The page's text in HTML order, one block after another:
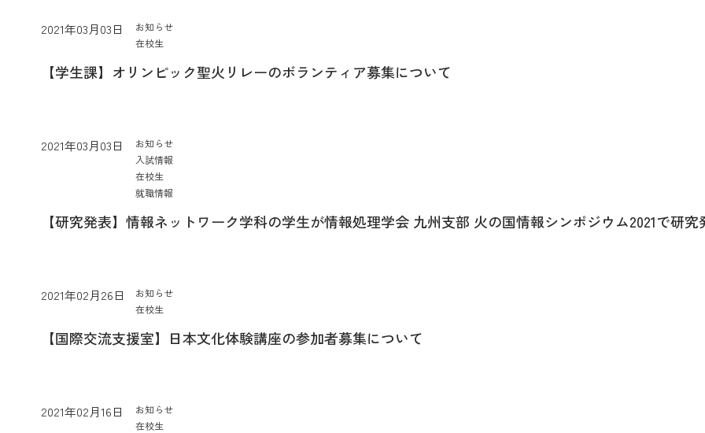
2021年03月03日
お知らせ
在校生
【学生課】オリンピック聖火リレーのボランティア募集について
2021年03月03日
お知らせ
入試情報
在校生
就職情報
【研究発表】情報ネットワーク学科の学生が情報処理学会 九州支部 火の国情報シンポジウム2021で研究
2021年02月26日
お知らせ
在校生
【国際交流支援室】日本文化体験講座の参加者募集について
2021年02月16日
お知らせ
在校生